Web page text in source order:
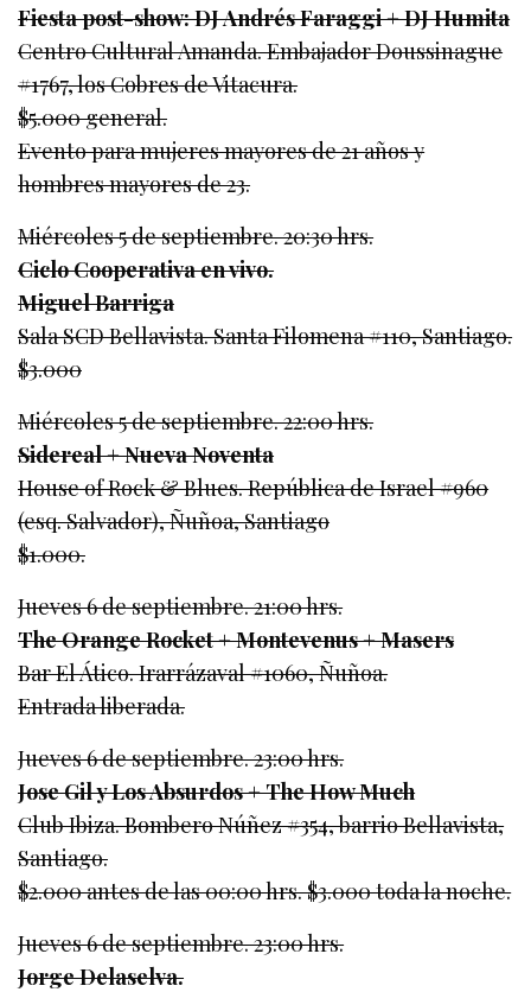
Fiesta post-show: DJ Andrés Faraggi + DJ Humita
Centro Cultural Amanda. Embajador Doussinague
#1767, los Cobres de Vitacura.
$5.000 general.
Evento para mujeres mayores de 21 años y
hombres mayores de 23.
Miércoles 5 de septiembre. 20:30 hrs.
Ciclo Cooperativa en vivo.
Miguel Barriga
Sala SCD Bellavista. Santa Filomena #110, Santiago.
$3.000
Miércoles 5 de septiembre. 22:00 hrs.
Sidereal + Nueva Noventa
House of Rock & Blues. República de Israel #960
(esq. Salvador), Ñuñoa, Santiago
$1.000.
Jueves 6 de septiembre. 21:00 hrs.
The Orange Rocket + Montevenus + Masers
Bar El Ático. Irarrázaval #1060, Ñuñoa.
Entrada liberada.
Jueves 6 de septiembre. 23:00 hrs.
Jose Gil y Los Absurdos + The How Much
Club Ibiza. Bombero Núñez #354, barrio Bellavista,
Santiago.
$2.000 antes de las 00:00 hrs. $3.000 toda la noche.
Jueves 6 de septiembre. 23:00 hrs.
Jorge Delaselva.